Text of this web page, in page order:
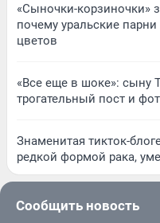
«Сыночки-корзиночки»
почему уральские
цветов
«Все еще в шоке»: сыну
трогательный пост и
Знаменитая тикток-
редкой формой рака,
Сообщить новость